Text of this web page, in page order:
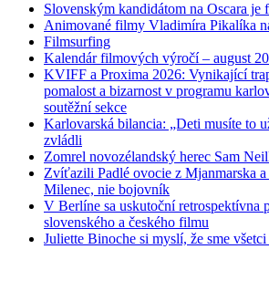
Slovenským kandidátom na Oscara je
Animované filmy Vladimíra Pikalíka
Filmsurfing
Kalendár filmových výročí – august
KVIFF a Proxima 2026: Vynikající
pomalost a bizarnost v programu
soutěžní sekce
Karlovarská bilancia: „Deti musíte to
zvládli
Zomrel novozélandský herec Sam
Zvíťazili Padlé ovocie z Mjanmarska
Milenec, nie bojovník
V Berlíne sa uskutoční retrospektívna
slovenského a českého filmu
Juliette Binoche si myslí, že sme